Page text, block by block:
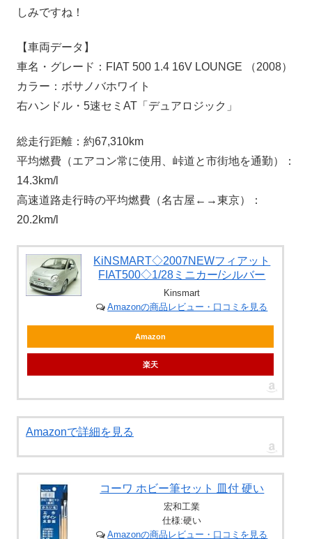
しみですね！
【車両データ】
車名・グレード：FIAT 500 1.4 16V LOUNGE （2008）
カラー：ボサノバホワイト
右ハンドル・5速セミAT「デュアロジック」
総走行距離：約67,310km
平均燃費（エアコン常に使用、峠道と市街地を通勤）：
14.3km/l
高速道路走行時の平均燃費（名古屋←→東京）：
20.2km/l
KiNSMART◇2007NEWフィアット
FIAT500◇1/28ミニカー/シルバー
Kinsmart
Amazonの商品レビュー・口コミを見る
Amazon
楽天
Amazonで詳細を見る
コーワ ホビー筆セット 皿付 硬い
宏和工業
仕様:硬い
Amazonの商品レビュー・口コミを見る